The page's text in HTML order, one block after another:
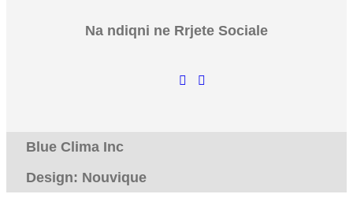
Na ndiqni ne Rrjete Sociale
Blue Clima Inc
Design: Nouvique